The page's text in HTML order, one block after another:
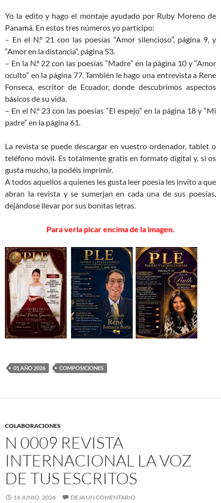
Yo la edito y hago el montaje ayudado por Ruby Moreno de
Panamá. En estos tres números yo participo:
– En el N.º 21 con las poesías “Amor silencioso”, página 9, y
“Amor en la distancia”, página 53.
– En la N.º 22 con las poesías “Madre” en la página 10 y “Amor
oculto” en la página 77. También le hago una entrevista a Rene
Fonseca, escritor de Ecuador, donde descubrimos aspectos
básicos de su vida.
– En el N.º 23 con las poesías “El espejo” en la página 18 y “Mi
padre” en la página 61.
La revista se puede descargar en vuestro ordenador, tablet o
teléfono móvil. Es totalmente gratis en formato digital y, si os
gusta mucho, la podéis imprimir.
A todos aquellos a quienes les gusta leer poesía les invito a que
abran la revista y se sumerjan en cada una de sus poesías,
dejándose llevar por sus bonitas letras.
Para verla picar encima de la imagen.
01 AÑO 2026 COMPOSICIONES
COLABORACIONES
N 0009 REVISTA
INTERNACIONAL LA VOZ
DE TUS ESCRITOS
14 JUNIO, 2026 DEJA UN COMENTARIO